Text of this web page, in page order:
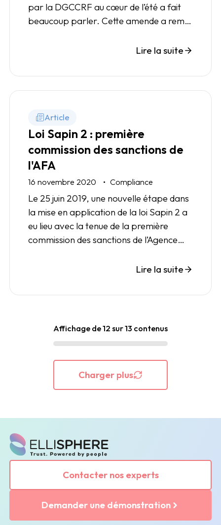
par la DGCCRF au cœur de l’été a fait
beaucoup parler. Cette amende a remis
Lire la suite
Article
Loi Sapin 2 : première
commission des sanctions de
l'AFA
16 novembre 2020 Compliance
Le 25 juin 2019, une nouvelle étape dans
la mise en application de la loi Sapin 2 a
eu lieu avec la tenue de la première
commission des sanctions de l’Agence
distributeur d’équipements électriques
pour cette première.
Lire la suite
Affichage de 12 sur 13 contenus
Charger plus
Contacter nos experts
Demander une démonstration